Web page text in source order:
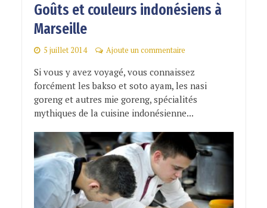
Goûts et couleurs indonésiens à
Marseille
5 juillet 2014 Ajoute un commentaire
Si vous y avez voyagé, vous connaissez
forcément les bakso et soto ayam, les nasi
goreng et autres mie goreng, spécialités
mythiques de la cuisine indonésienne...